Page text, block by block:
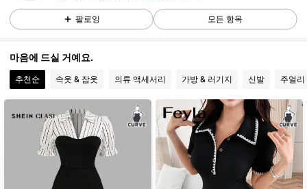
4.87 125K 팔로워
125K 팔로워
팔로잉 모든 항목
마음에 드실 거예요.
추천순 속옷 & 잠옷 의류 액세서리 가방 & 러기지 신발 주얼